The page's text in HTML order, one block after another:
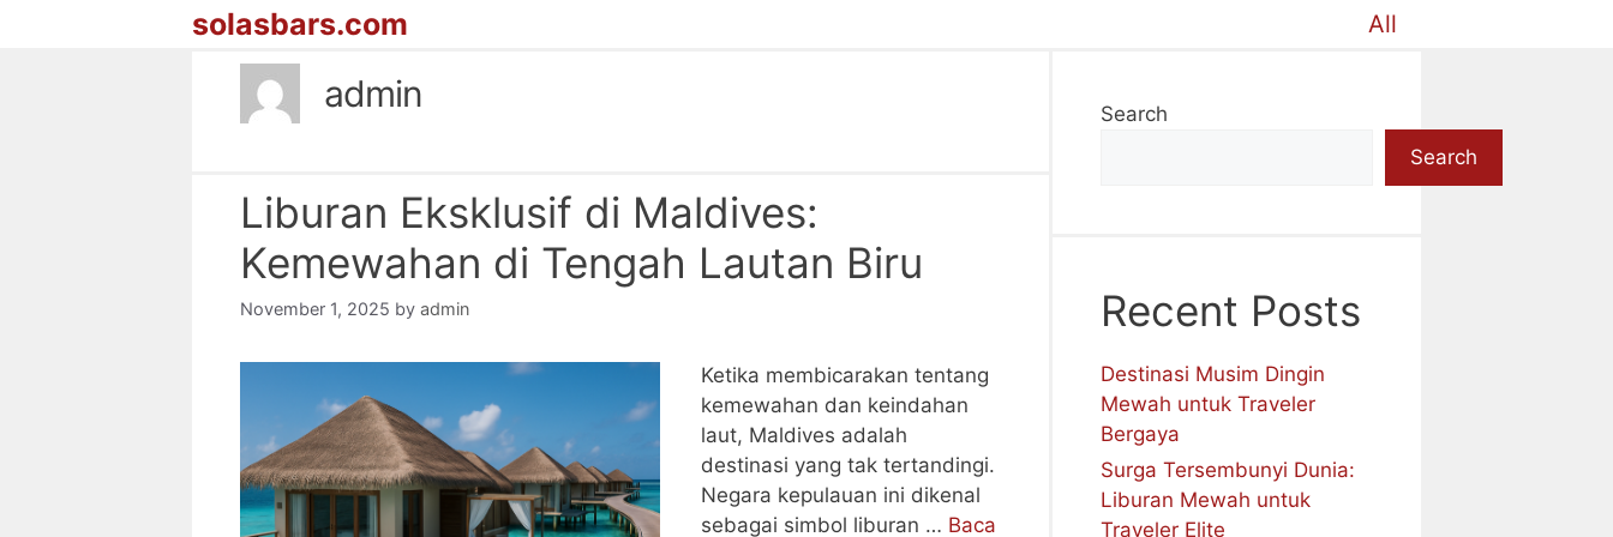
solasbars.com All
admin
Liburan Eksklusif di Maldives:
Kemewahan di Tengah Lautan Biru
November 1, 2025 by admin
Ketika membicarakan tentang
kemewahan dan keindahan
laut, Maldives adalah
destinasi yang tak tertandingi.
Negara kepulauan ini dikenal
sebagai simbol liburan … Baca
Search
Search
Recent Posts
Destinasi Musim Dingin
Mewah untuk Traveler
Bergaya
Surga Tersembunyi Dunia:
Liburan Mewah untuk
Traveler Elite